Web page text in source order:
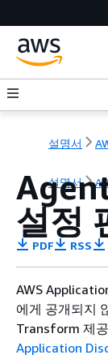
설명서
설명서
설정
PDF RSS
AWS
에게 공개되지
Transform 제
Application